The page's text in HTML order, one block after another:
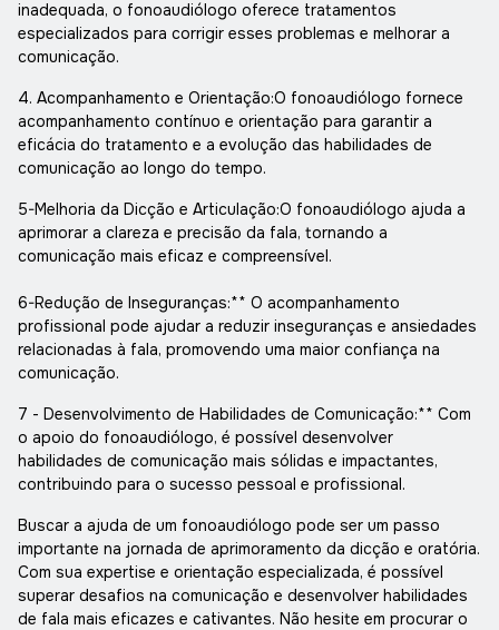
inadequada, o fonoaudiólogo oferece tratamentos
especializados para corrigir esses problemas e melhorar a
comunicação.
4. Acompanhamento e Orientação:O fonoaudiólogo fornece
acompanhamento contínuo e orientação para garantir a
eficácia do tratamento e a evolução das habilidades de
comunicação ao longo do tempo.
5-Melhoria da Dicção e Articulação:O fonoaudiólogo ajuda a
aprimorar a clareza e precisão da fala, tornando a
comunicação mais eficaz e compreensível.
6-Redução de Inseguranças:** O acompanhamento
profissional pode ajudar a reduzir inseguranças e ansiedades
relacionadas à fala, promovendo uma maior confiança na
comunicação.
7 - Desenvolvimento de Habilidades de Comunicação:** Com
o apoio do fonoaudiólogo, é possível desenvolver
habilidades de comunicação mais sólidas e impactantes,
contribuindo para o sucesso pessoal e profissional.
Buscar a ajuda de um fonoaudiólogo pode ser um passo
importante na jornada de aprimoramento da dicção e oratória.
Com sua expertise e orientação especializada, é possível
superar desafios na comunicação e desenvolver habilidades
de fala mais eficazes e cativantes. Não hesite em procurar o